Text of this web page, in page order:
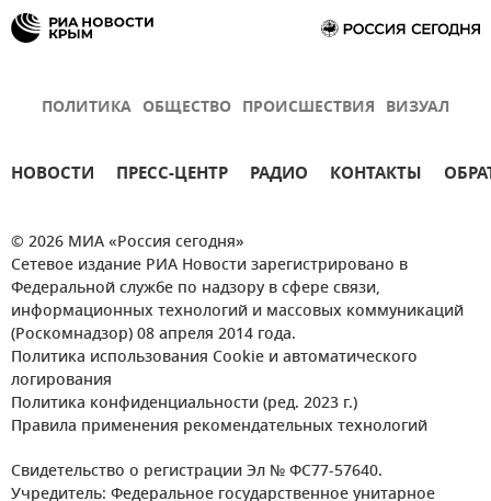
ПОЛИТИКА ОБЩЕСТВО ПРОИСШЕСТВИЯ ВИЗУАЛ
НОВОСТИ ПРЕСС-ЦЕНТР РАДИО КОНТАКТЫ
© 2026 МИА «Россия сегодня»
Сетевое издание РИА Новости зарегистрировано в
Федеральной службе по надзору в сфере связи,
информационных технологий и массовых коммуникаций
(Роскомнадзор) 08 апреля 2014 года.
Политика использования Cookie и автоматического
логирования
Политика конфиденциальности (ред. 2023 г.)
Правила применения рекомендательных технологий
Свидетельство о регистрации Эл № ФС77-57640.
Учредитель: Федеральное государственное унитарное